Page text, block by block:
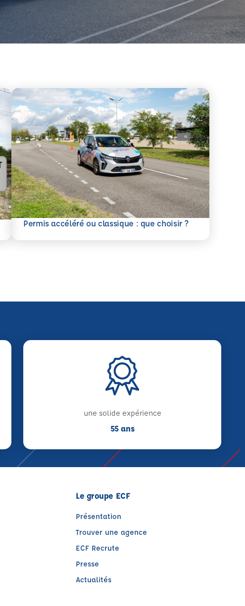
Permis accéléré ou classique : que choisir ?
En savoir plus
une solide expérience
55 ans
Le groupe ECF
Présentation
Trouver une agence
ECF Recrute
Presse
Actualités